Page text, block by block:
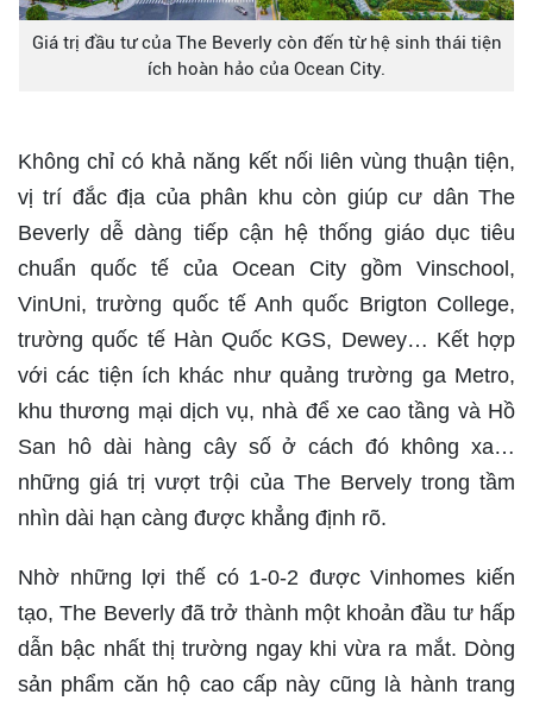
Giá trị đầu tư của The Beverly còn đến từ hệ sinh thái tiện
ích hoàn hảo của Ocean City.
Không chỉ có khả năng kết nối liên vùng thuận tiện,
vị trí đắc địa của phân khu còn giúp cư dân The
Beverly dễ dàng tiếp cận hệ thống giáo dục tiêu
chuẩn quốc tế của Ocean City gồm Vinschool,
VinUni, trường quốc tế Anh quốc Brigton College,
trường quốc tế Hàn Quốc KGS, Dewey… Kết hợp
với các tiện ích khác như quảng trường ga Metro,
khu thương mại dịch vụ, nhà để xe cao tầng và Hồ
San hô dài hàng cây số ở cách đó không xa…
những giá trị vượt trội của The Bervely trong tầm
nhìn dài hạn càng được khẳng định rõ.
Nhờ những lợi thế có 1-0-2 được Vinhomes kiến
tạo, The Beverly đã trở thành một khoản đầu tư hấp
dẫn bậc nhất thị trường ngay khi vừa ra mắt. Dòng
sản phẩm căn hộ cao cấp này cũng là hành trang